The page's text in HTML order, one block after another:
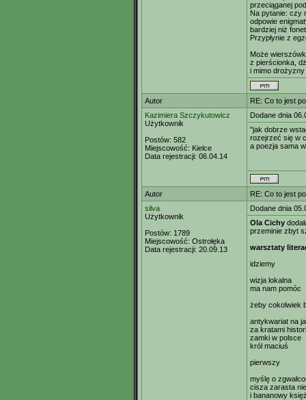
przeciąganej
Na pytanie: czy
odpowie
bardziej niż
Przypłynie z
Może
z pierścionka,
i mimo
Autor
RE: Co to jest
Kazimiera Szczykutowicz
Użytkownik
Postów: 582
Miejscowość: Kielce
Data rejestracji: 06.04.14
Dodane dnia
"jak dobrze
rozejrzeć się w
a poezja sama
Autor
RE: Co to jest
silva
Użytkownik
Postów: 1789
Miejscowość: Ostrołęka
Data rejestracji: 20.09.13
Dodane dnia
Ola Cichy
przeminie zbyt
warsztaty
idziemy
wizja lokalna
ma nam pomóc
żeby cokolwiek
antykwariat na
za kratami
zamki w polsce
król maciuś
pierwszy
myślę o
cisza zarasta
i bananowy